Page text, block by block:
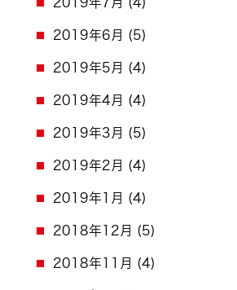
2019年6月 (5)
2019年5月 (4)
2019年4月 (4)
2019年3月 (5)
2019年2月 (4)
2019年1月 (4)
2018年12月 (5)
2018年11月 (4)